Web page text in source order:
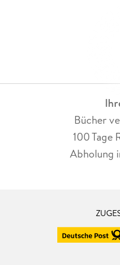
Bücher
100 Tage
Abholung